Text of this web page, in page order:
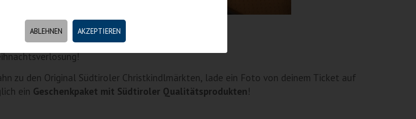
zu den Original Südtiroler Christkindlmärkten, lade ein Foto von deinem Ticket auf
ein Geschenkpaket mit Südtiroler Qualitätsprodukten!
ABLEHNEN AKZEPTIEREN